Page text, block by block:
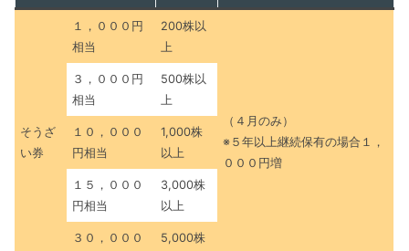
そうざ
い券
１，０００円
相当
200株以
上
（４月のみ）
※５年以上継続保有の場合１，
０００円増
３，０００円
相当
500株以
上
１０，０００
円相当
1,000株
以上
１５，０００
円相当
3,000株
以上
３０，０００
5,000株